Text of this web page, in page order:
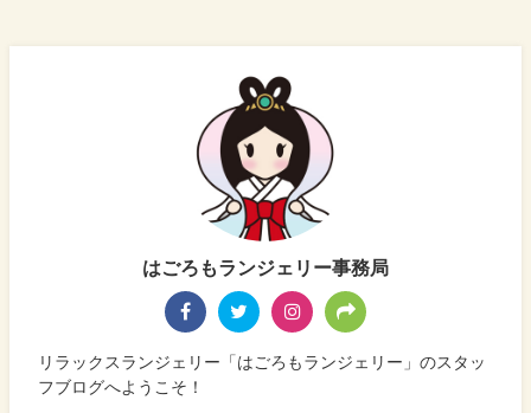
はごろもランジェリー事務局
リラックスランジェリー「はごろもランジェリー」のスタッ
フブログへようこそ！